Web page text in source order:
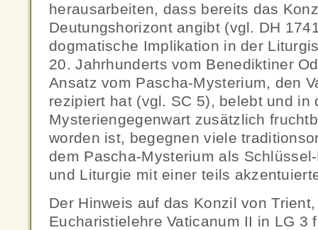
herausarbeiten, dass bereits das
Deutungshorizont angibt (vgl. DH
dogmatische Implikation in der
20. Jahrhunderts vom Benediktiner
Ansatz vom Pascha-Mysterium, den
rezipiert hat (vgl. SC 5), belebt und in
Mysteriengegenwart zusätzlich
worden ist, begegnen viele
dem Pascha-Mysterium als
und Liturgie mit einer teils
Der Hinweis auf das Konzil von
Eucharistielehre Vaticanum II in LG 3